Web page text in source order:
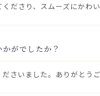
ださり、スムーズにかわ
がでしたか？
さいました。ありがとうご